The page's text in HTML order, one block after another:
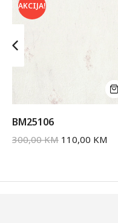
AKCIJA!
BM25106
300,00KM 110,00 KM